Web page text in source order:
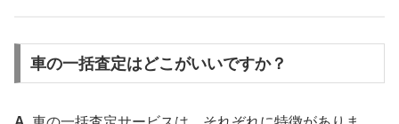
車の一括査定はどこがいいですか？